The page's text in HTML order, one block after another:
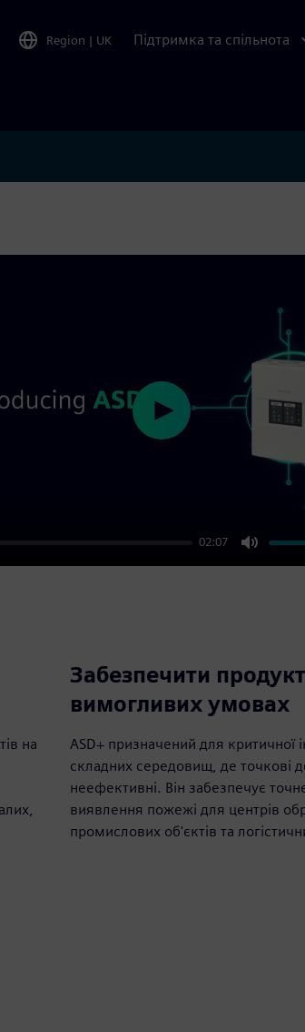
Region | UK Підтримка та спільнота
02:07
Mute
Play
на
Забезпечити
вимогливих умовах
ASD+ призначений для критичної
складних середовищ, де точкові
неефективні. Він забезпечує
виявлення пожежі для центрів
промислових об'єктів та